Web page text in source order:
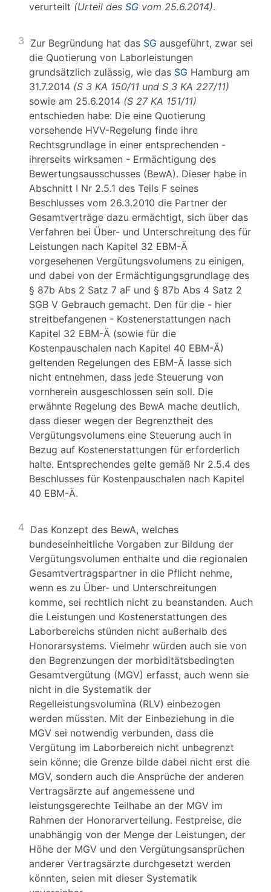
verurteilt (Urteil des SG vom 25.6.2014).
3 Zur Begründung hat das SG ausgeführt, zwar sei
die Quotierung von Laborleistungen
grundsätzlich zulässig, wie das SG Hamburg am
31.7.2014 (S 3 KA 150/11 und S 3 KA 227/11)
sowie am 25.6.2014 (S 27 KA 151/11)
entschieden habe: Die eine Quotierung
vorsehende HVV-Regelung finde ihre
Rechtsgrundlage in einer entsprechenden -
ihrerseits wirksamen - Ermächtigung des
Bewertungsausschusses (BewA). Dieser habe in
Abschnitt I Nr 2.5.1 des Teils F seines
Beschlusses vom 26.3.2010 die Partner der
Gesamtverträge dazu ermächtigt, sich über das
Verfahren bei Über- und Unterschreitung des für
Leistungen nach Kapitel 32 EBM-Ä
vorgesehenen Vergütungsvolumens zu einigen,
und dabei von der Ermächtigungsgrundlage des
§ 87b Abs 2 Satz 7 aF und § 87b Abs 4 Satz 2
SGB V Gebrauch gemacht. Den für die - hier
streitbefangenen - Kostenerstattungen nach
Kapitel 32 EBM-Ä (sowie für die
Kostenpauschalen nach Kapitel 40 EBM-Ä)
geltenden Regelungen des EBM-Ä lasse sich
nicht entnehmen, dass jede Steuerung von
vornherein ausgeschlossen sein soll. Die
erwähnte Regelung des BewA mache deutlich,
dass dieser wegen der Begrenztheit des
Vergütungsvolumens eine Steuerung auch in
Bezug auf Kostenerstattungen für erforderlich
halte. Entsprechendes gelte gemäß Nr 2.5.4 des
Beschlusses für Kostenpauschalen nach Kapitel
40 EBM-Ä.
4 Das Konzept des BewA, welches
bundeseinheitliche Vorgaben zur Bildung der
Vergütungsvolumen enthalte und die regionalen
Gesamtvertragspartner in die Pflicht nehme,
wenn es zu Über- und Unterschreitungen
komme, sei rechtlich nicht zu beanstanden. Auch
die Leistungen und Kostenerstattungen des
Laborbereichs stünden nicht außerhalb des
Honorarsystems. Vielmehr würden auch sie von
den Begrenzungen der morbiditätsbedingten
Gesamtvergütung (MGV) erfasst, auch wenn sie
nicht in die Systematik der
Regelleistungsvolumina (RLV) einbezogen
werden müssten. Mit der Einbeziehung in die
MGV sei notwendig verbunden, dass die
Vergütung im Laborbereich nicht unbegrenzt
sein könne; die Grenze bilde dabei nicht erst die
MGV, sondern auch die Ansprüche der anderen
Vertragsärzte auf angemessene und
leistungsgerechte Teilhabe an der MGV im
Rahmen der Honorarverteilung. Festpreise, die
unabhängig von der Menge der Leistungen, der
Höhe der MGV und den Vergütungsansprüchen
anderer Vertragsärzte durchgesetzt werden
könnten, seien mit dieser Systematik